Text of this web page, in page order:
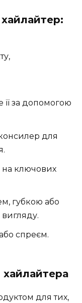
її за допомогою
для
на ключових
губкою або
спреєм.
хайлайтера
для тих,